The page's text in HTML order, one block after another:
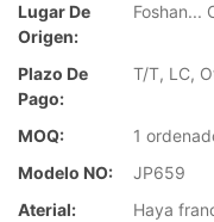
Lugar De
Origen:
Foshan...
Plazo De
Pago:
T/T, LC,
MOQ:
1
Modelo NO:
JP659
Aterial:
Haya